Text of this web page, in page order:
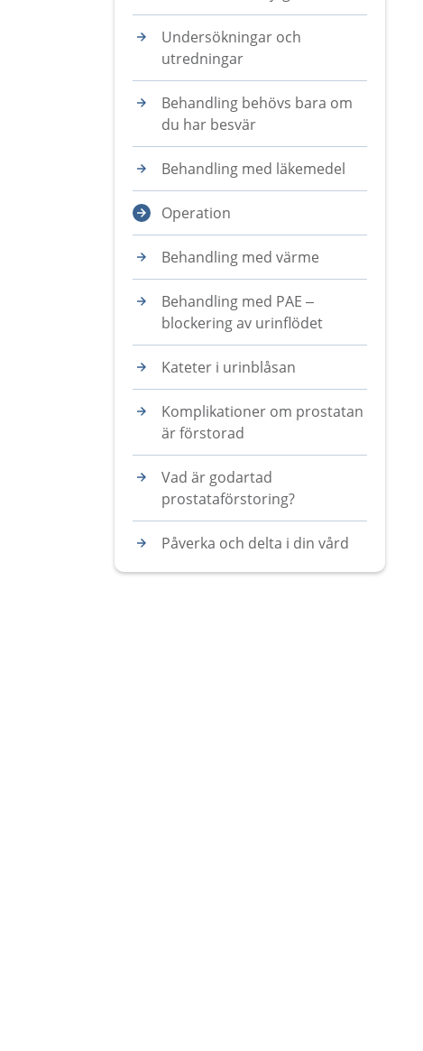
Undersökningar och
utredningar
Behandling behövs bara om
du har besvär
Behandling med läkemedel
Operation
Behandling med värme
Behandling med PAE –
blockering av urinflödet
Kateter i urinblåsan
Komplikationer om prostatan
är förstorad
Vad är godartad
prostataförstoring?
Påverka och delta i din vård